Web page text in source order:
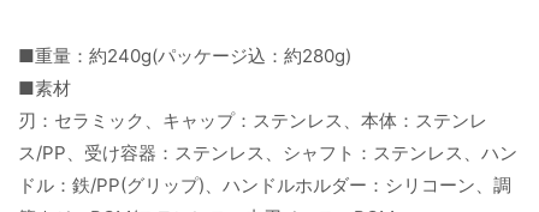
■重量：約240g(パッケージ込：約280g)
■素材
刃：セラミック、キャップ：ステンレス、本体：ステンレ
ス/PP、受け容器：ステンレス、シャフト：ステンレス、ハン
ドル：鉄/PP(グリップ)、ハンドルホルダー：シリコーン、調